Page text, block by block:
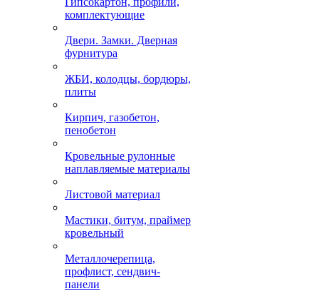
комплектующие
Двери. Замки. Дверная
фурнитура
ЖБИ, колодцы, бордюры,
плиты
Кирпич, газобетон,
пенобетон
Кровельные рулонные
наплавляемые материалы
Листовой материал
Мастики, битум, праймер
кровельный
Металлочерепица,
профлист, сендвич-
панели